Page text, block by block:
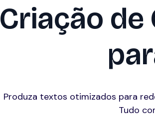
Criação
Produza textos otimizados para
Tudo